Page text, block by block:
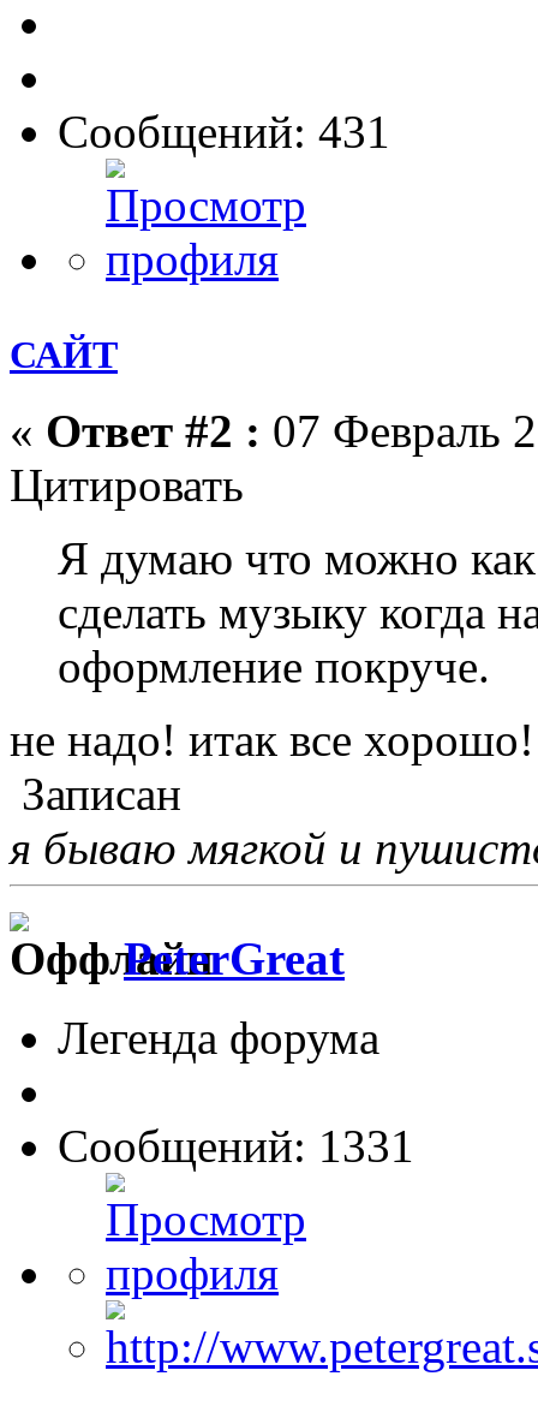
Сообщений: 431
САЙТ
« Ответ #2 : 07 Февраль
Цитировать
Я думаю что можно как
сделать музыку когда
оформление покруче.
не надо! итак все хорошо!
Записан
я бываю мягкой и
PeterGreat
Легенда форума
Сообщений: 1331